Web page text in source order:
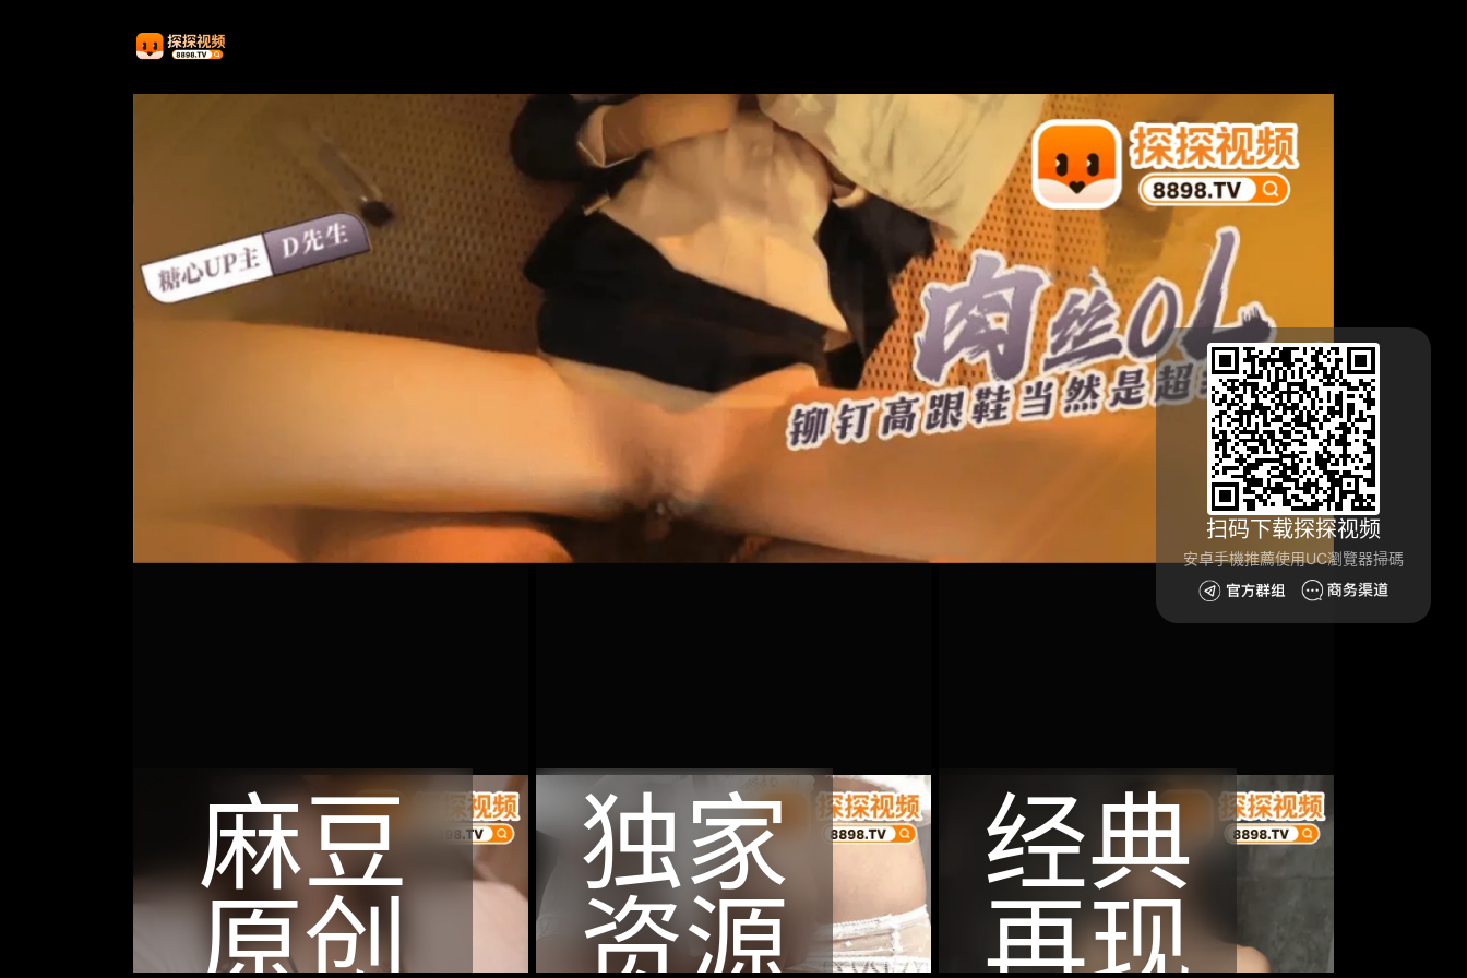
扫码下载探探视频
安卓手機推薦使用UC瀏覽器掃碼
麻豆
原创
独家
资源
经典
再现